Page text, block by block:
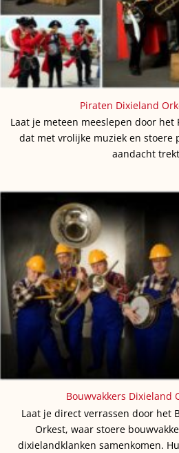
Piraten Dixieland
Laat je meteen meeslepen door het
dat met vrolijke muziek en
aandacht
Bouwvakkers Dixieland
Laat je direct verrassen door het
Orkest, waar stoere
dixielandklanken samenkomen.